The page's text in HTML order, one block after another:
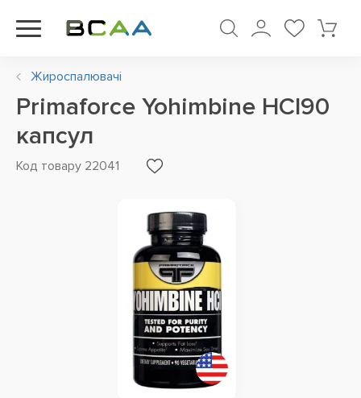
Жироспалювачі
Primaforce Yohimbine HCl90
капсул
Код товару 22041